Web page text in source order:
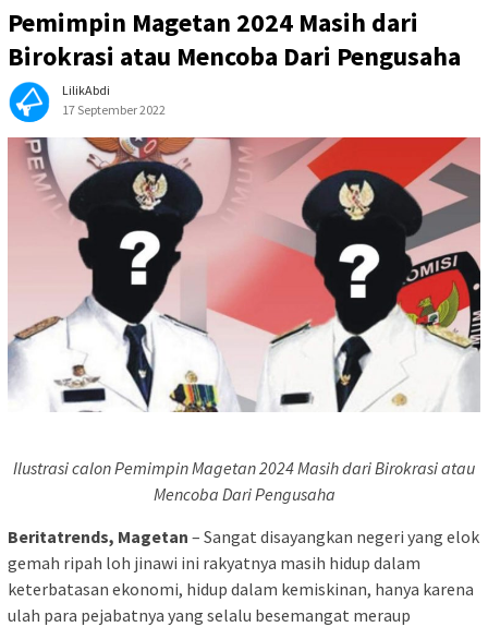
Pemimpin Magetan 2024 Masih dari
Birokrasi atau Mencoba Dari Pengusaha
LilikAbdi
17 September 2022
Ilustrasi calon Pemimpin Magetan 2024 Masih dari Birokrasi atau
Mencoba Dari Pengusaha
Beritatrends, Magetan – Sangat disayangkan negeri yang elok
gemah ripah loh jinawi ini rakyatnya masih hidup dalam
keterbatasan ekonomi, hidup dalam kemiskinan, hanya karena
ulah para pejabatnya yang selalu besemangat meraup